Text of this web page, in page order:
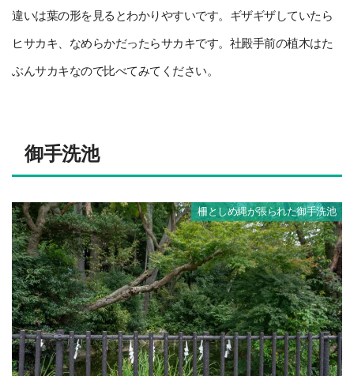
違いは葉の形を見るとわかりやすいです。ギザギザしていたら
ヒサカキ、なめらかだったらサカキです。社殿手前の植木はた
ぶんサカキなので比べてみてください。
御手洗池
柵としめ縄が張られた御手洗池